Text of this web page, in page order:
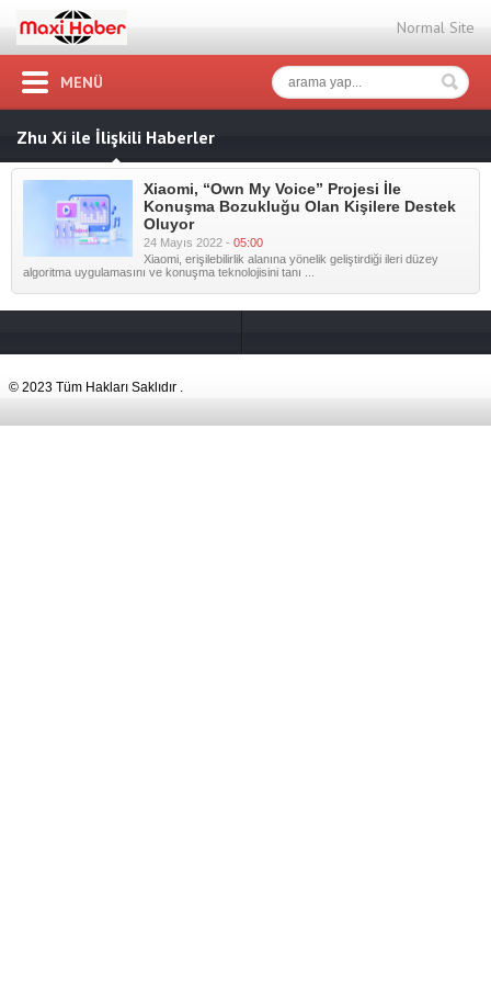
Normal Site
MENÜ
Zhu Xi ile İlişkili Haberler
Xiaomi, “Own My Voice” Projesi İle
Konuşma Bozukluğu Olan Kişilere Destek
Oluyor
24 Mayıs 2022 - 05:00
Xiaomi, erişilebilirlik alanına yönelik geliştirdiği ileri düzey
algoritma uygulamasını ve konuşma teknolojisini tanı ...
© 2023 Tüm Hakları Saklıdır .